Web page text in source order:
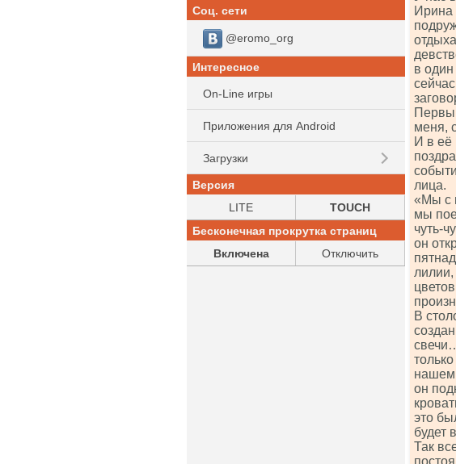
Ирина
в
меня,
И в её
лица.
«Мы с
мы
чуть-
он
В
нашем
он
это
будет
Так
Соц. сети
@eromo_org
Интересное
On-Line игры
Приложения для Android
Загрузки
Версия
LITE
TOUCH
Бесконечная прокрутка страниц
Включена
Отключить